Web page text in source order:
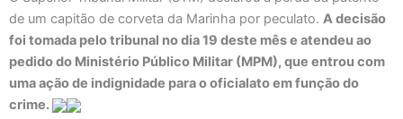
de um capitão de corveta da Marinha por peculato. A decisão
foi tomada pelo tribunal no dia 19 deste mês e atendeu ao
pedido do Ministério Público Militar (MPM), que entrou com
uma ação de indignidade para o oficialato em função do
crime.